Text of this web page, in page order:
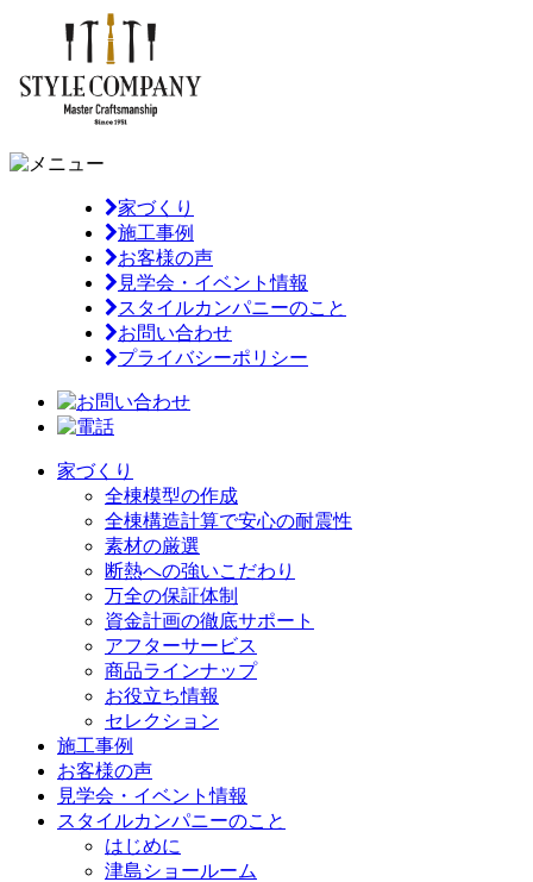
家づくり
施工事例
お客様の声
見学会・イベント情報
スタイルカンパニーのこと
お問い合わせ
プライバシーポリシー
家づくり
全棟模型の作成
全棟構造計算で安心の耐震性
素材の厳選
断熱への強いこだわり
万全の保証体制
資金計画の徹底サポート
アフターサービス
商品ラインナップ
お役立ち情報
セレクション
施工事例
お客様の声
見学会・イベント情報
スタイルカンパニーのこと
はじめに
津島ショールーム